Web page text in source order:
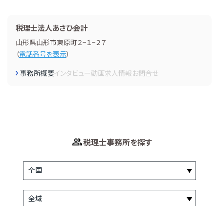
税理士法人あさひ会計
山形県山形市東原町２−１−２７
（電話番号を表示）
事務所概要インタビュー動画求人情報お問合せ
税理士事務所を探す